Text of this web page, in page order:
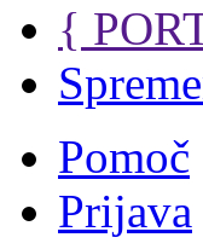
{
Pomoč
Prijava